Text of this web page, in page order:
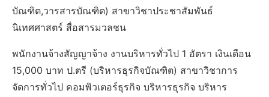
บัณฑิต,วารสารบัณฑิต) สาขาวิชาประชาสัมพันธ์
นิเทศศาสตร์ สื่อสารมวลชน
พนักงานจ้างสัญญาจ้าง งานบริหารทั่วไป 1 อัตรา เงินเดือน
15,000 บาท ป.ตรี (บริหารธุรกิจบัณฑิต) สาขาวิชาการ
จัดการทั่วไป คอมพิวเตอร์ธุรกิจ บริหารธุรกิจ บริหาร